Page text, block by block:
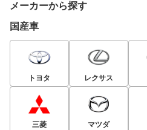
メーカーから探す
国産車
トヨタ レクサス
三菱 マツダ